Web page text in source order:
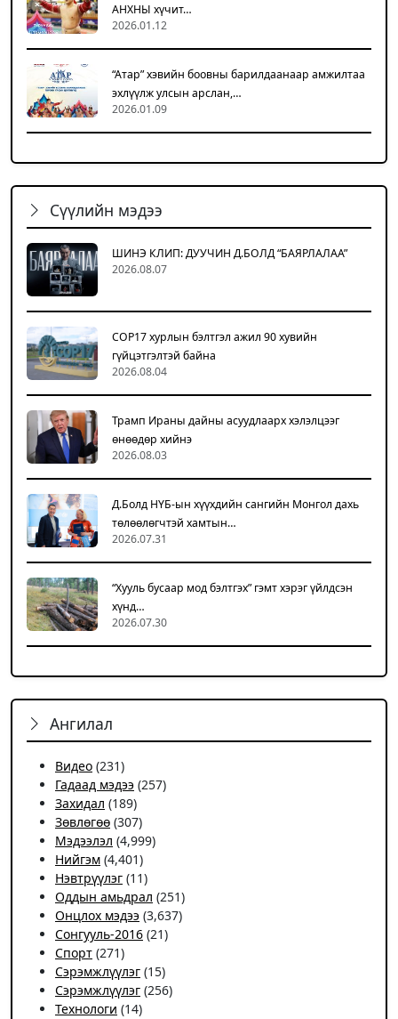
АНХНЫ хүчит…
2026.01.12
“Атар” хэвийн боовны барилдаанаар амжилтаа
эхлүүлж улсын арслан,…
2026.01.09
Сүүлийн мэдээ
ШИНЭ КЛИП: ДУУЧИН Д.БОЛД “БАЯРЛАЛАА”
2026.08.07
COP17 хурлын бэлтгэл ажил 90 хувийн
гүйцэтгэлтэй байна
2026.08.04
Трамп Ираны дайны асуудлаарх хэлэлцээг
өнөөдөр хийнэ
2026.08.03
Д.Болд НҮБ-ын хүүхдийн сангийн Монгол дахь
төлөөлөгчтэй хамтын…
2026.07.31
“Хууль бусаар мод бэлтгэх” гэмт хэрэг үйлдсэн
хүнд…
2026.07.30
Ангилал
Видео (231)
Гадаад мэдээ (257)
Захидал (189)
Зөвлөгөө (307)
Мэдээлэл (4,999)
Нийгэм (4,401)
Нэвтрүүлэг (11)
Оддын амьдрал (251)
Онцлох мэдээ (3,637)
Сонгууль-2016 (21)
Спорт (271)
Сэрэмжлүүлэг (15)
Сэрэмжлүүлэг (256)
Технологи (14)